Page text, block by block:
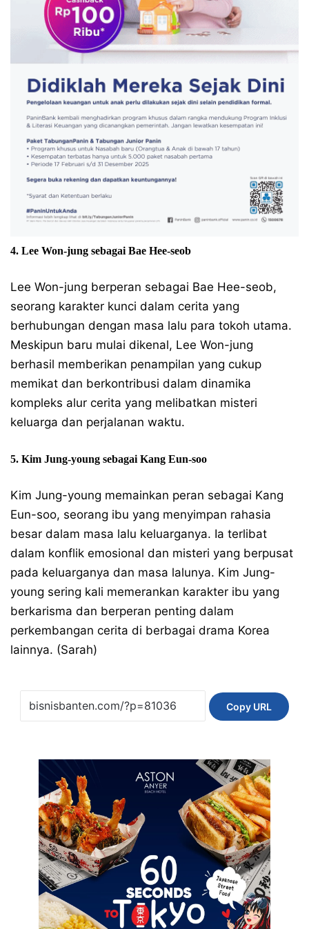
4. Lee Won-jung sebagai Bae Hee-seob
Lee Won-jung berperan sebagai Bae Hee-seob,
seorang karakter kunci dalam cerita yang
berhubungan dengan masa lalu para tokoh utama.
Meskipun baru mulai dikenal, Lee Won-jung
berhasil memberikan penampilan yang cukup
memikat dan berkontribusi dalam dinamika
kompleks alur cerita yang melibatkan misteri
keluarga dan perjalanan waktu.
5. Kim Jung-young sebagai Kang Eun-soo
Kim Jung-young memainkan peran sebagai Kang
Eun-soo, seorang ibu yang menyimpan rahasia
besar dalam masa lalu keluarganya. Ia terlibat
dalam konflik emosional dan misteri yang berpusat
pada keluarganya dan masa lalunya. Kim Jung-
young sering kali memerankan karakter ibu yang
berkarisma dan berperan penting dalam
perkembangan cerita di berbagai drama Korea
lainnya. (Sarah)
Copy URL